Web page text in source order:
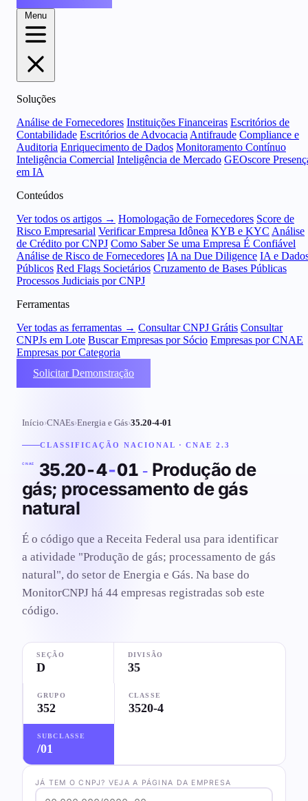
Menu
Soluções
Análise de Fornecedores Instituições Financeiras Escritórios de
Contabilidade Escritórios de Advocacia Antifraude Compliance e
Auditoria Enriquecimento de Dados Monitoramento Contínuo
Inteligência Comercial Inteligência de Mercado GEOscore
em IA
Conteúdos
Ver todos os artigos → Homologação de Fornecedores Score de
Risco Empresarial Verificar Empresa Idônea KYB e KYC Análise
de Crédito por CNPJ Como Saber Se uma Empresa É Confiável
Análise de Risco de Fornecedores IA na Due Diligence IA e
Públicos Red Flags Societários Cruzamento de Bases Públicas
Processos Judiciais por CNPJ
Ferramentas
Ver todas as ferramentas → Consultar CNPJ Grátis Consultar
CNPJs em Lote Buscar Empresas por Sócio Empresas por CNAE
Empresas por Categoria
Solicitar Demonstração
Início›CNAEs›Energia e Gás›35.20-4-01
CLASSIFICAÇÃO NACIONAL · CNAE 2.3
CNAE 35.20-4-01- Produção de
gás; processamento de gás
natural
É o código que a Receita Federal usa para identificar
a atividade "Produção de gás; processamento de gás
natural", do setor de Energia e Gás. Na base do
MonitorCNPJ há 44 empresas registradas sob este
código.
SEÇÃO
D
DIVISÃO
35
GRUPO
352
CLASSE
3520-4
SUBCLASSE
/01
JÁ TEM O CNPJ? VEJA A PÁGINA DA EMPRESA